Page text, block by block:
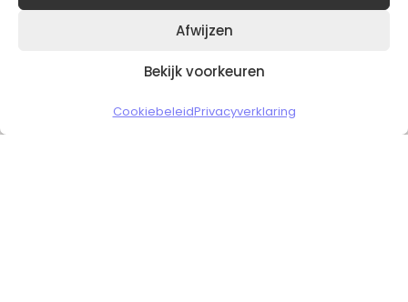
Afwijzen
Bekijk voorkeuren
CookiebeleidPrivacyverklaring